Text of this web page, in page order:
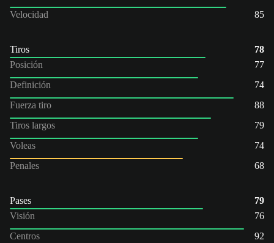
Velocidad
85
Tiros
78
Posición
77
Definición
74
Fuerza tiro
88
Tiros largos
79
Voleas
74
Penales
68
Pases
79
Visión
76
Centros
92